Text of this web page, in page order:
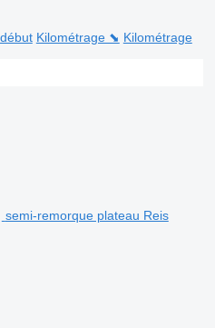
Kilométrage ⬊ Kilométrage
semi-remorque plateau Reis